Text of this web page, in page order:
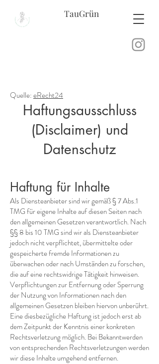
TauGrün
Quelle:eRecht24
Haftungsausschluss
(Disclaimer) und
Datenschutz
Haftung für Inhalte
Als Diensteanbieter sind wir gemäß § 7 Abs.1
TMG für eigene Inhalte auf diesen Seiten nach
den allgemeinen Gesetzen verantwortlich. Nach
§§ 8 bis 10 TMG sind wir als Diensteanbieter
jedoch nicht verpflichtet, übermittelte oder
gespeicherte fremde Informationen zu
überwachen oder nach Umständen zu forschen,
die auf eine rechtswidrige Tätigkeit hinweisen.
Verpflichtungen zur Entfernung oder Sperrung
der Nutzung von Informationen nach den
allgemeinen Gesetzen bleiben hiervon unberührt.
Eine diesbezügliche Haftung ist jedoch erst ab
dem Zeitpunkt der Kenntnis einer konkreten
Rechtsverletzung möglich. Bei Bekanntwerden
von entsprechenden Rechtsverletzungen werden
wir diese Inhalte umgehend entfernen.